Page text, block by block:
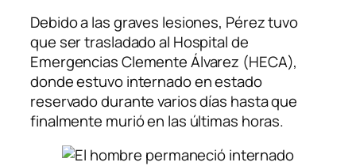
Debido a las graves lesiones, Pérez tuvo
que ser trasladado al Hospital de
Emergencias Clemente Álvarez (HECA),
donde estuvo internado en estado
reservado durante varios días hasta que
finalmente murió en las últimas horas.